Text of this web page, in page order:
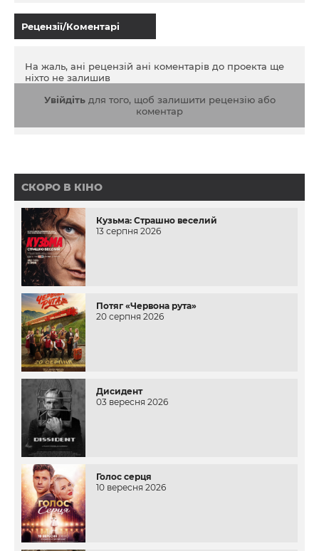
Рецензії/Коментарі
На жаль, ані рецензій ані коментарів до проекта ще
ніхто не залишив
Увійдітьдля того, щоб залишити рецензію або
коментар
СКОРО В КІНО
Кузьма: Страшно веселий
13 серпня 2026
Потяг «Червона рута»
20 серпня 2026
Дисидент
03 вересня 2026
Голос серця
10 вересня 2026